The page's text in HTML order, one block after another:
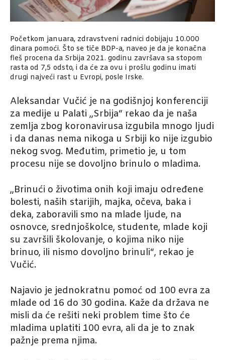
Početkom januara, zdravstveni radnici dobijaju 10.000
dinara pomoći. Što se tiče BDP-a, naveo je da je konačna
fleš procena da Srbija 2021. godinu završava sa stopom
rasta od 7,5 odsto, i da će za ovu i prošlu godinu imati
drugi najveći rast u Evropi, posle Irske.
Aleksandar Vučić je na godišnjoj konferenciji
za medije u Palati „Srbija“ rekao da je naša
zemlja zbog koronavirusa izgubila mnogo ljudi
i da danas nema nikoga u Srbiji ko nije izgubio
nekog svog. Međutim, primetio je, u tom
procesu nije se dovoljno brinulo o mladima.
„Brinući o životima onih koji imaju određene
bolesti, naših starijih, majka, očeva, baka i
deka, zaboravili smo na mlade ljude, na
osnovce, srednjoškolce, studente, mlade koji
su završili školovanje, o kojima niko nije
brinuo, ili nismo dovoljno brinuli“, rekao je
Vučić.
Najavio je jednokratnu pomoć od 100 evra za
mlade od 16 do 30 godina. Kaže da država ne
misli da će rešiti neki problem time što će
mladima uplatiti 100 evra, ali da je to znak
pažnje prema njima.